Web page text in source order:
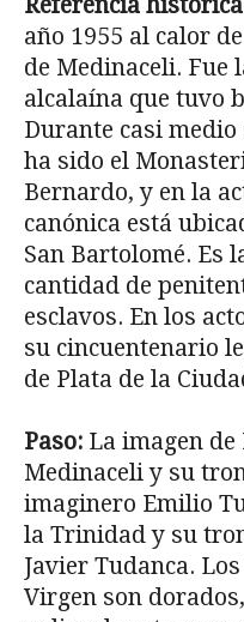
año 1955 al calor
de Medinaceli.
alcalaína que tuvo
Durante casi medio
ha sido el
Bernardo, y en la
canónica está
San Bartolomé. Es
cantidad de
esclavos. En los
su cincuentenario
de Plata de la
Paso: La imagen de
Medinaceli y su
imaginero Emilio
la Trinidad y su
Javier Tudanca.
Virgen son